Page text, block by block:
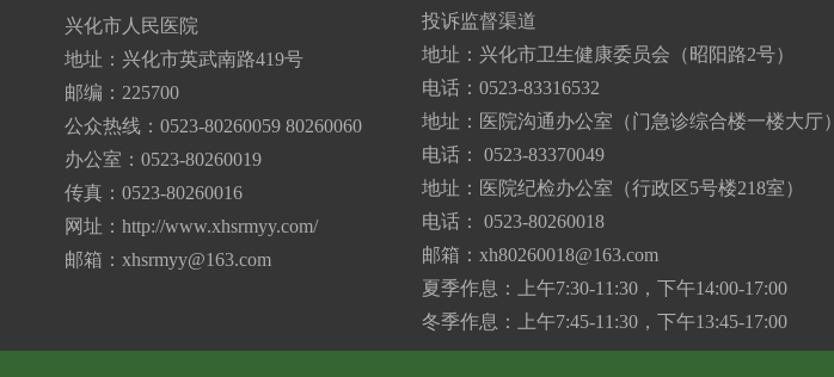
兴化市人民医院
地址：兴化市英武南路419号
邮编：225700
公众热线：0523-80260059 80260060
办公室：0523-80260019
传真：0523-80260016
网址：http://www.xhsrmyy.com/
邮箱： xhsrmyy@163.com
投诉监督渠道
地址：兴化市卫生健康委员会（昭阳路2号）
电话：0523-83316532
地址：医院沟通办公室（门急诊综合楼一楼大厅）
电话： 0523-83370049
地址：医院纪检办公室（行政区5号楼218室）
电话： 0523-80260018
邮箱： xh80260018@163.com
夏季作息：上午7:30-11:30，下午14:00-17:00
冬季作息：上午7:45-11:30，下午13:45-17:00